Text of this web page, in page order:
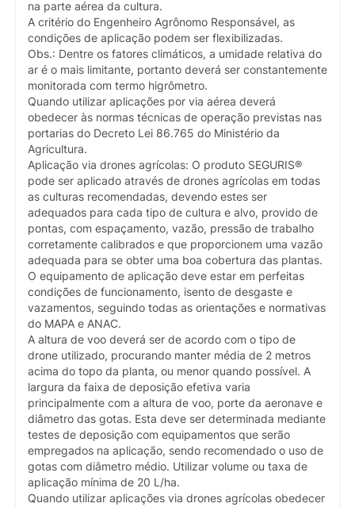
na parte aérea da cultura.
A critério do Engenheiro Agrônomo Responsável, as
condições de aplicação podem ser flexibilizadas.
Obs.: Dentre os fatores climáticos, a umidade relativa do
ar é o mais limitante, portanto deverá ser constantemente
monitorada com termo higrômetro.
Quando utilizar aplicações por via aérea deverá
obedecer às normas técnicas de operação previstas nas
portarias do Decreto Lei 86.765 do Ministério da
Agricultura.
Aplicação via drones agrícolas: O produto SEGURIS®
pode ser aplicado através de drones agrícolas em todas
as culturas recomendadas, devendo estes ser
adequados para cada tipo de cultura e alvo, provido de
pontas, com espaçamento, vazão, pressão de trabalho
corretamente calibrados e que proporcionem uma vazão
adequada para se obter uma boa cobertura das plantas.
O equipamento de aplicação deve estar em perfeitas
condições de funcionamento, isento de desgaste e
vazamentos, seguindo todas as orientações e normativas
do MAPA e ANAC.
A altura de voo deverá ser de acordo com o tipo de
drone utilizado, procurando manter média de 2 metros
acima do topo da planta, ou menor quando possível. A
largura da faixa de deposição efetiva varia
principalmente com a altura de voo, porte da aeronave e
diâmetro das gotas. Esta deve ser determinada mediante
testes de deposição com equipamentos que serão
empregados na aplicação, sendo recomendado o uso de
gotas com diâmetro médio. Utilizar volume ou taxa de
aplicação mínima de 20 L/ha.
Quando utilizar aplicações via drones agrícolas obedecer